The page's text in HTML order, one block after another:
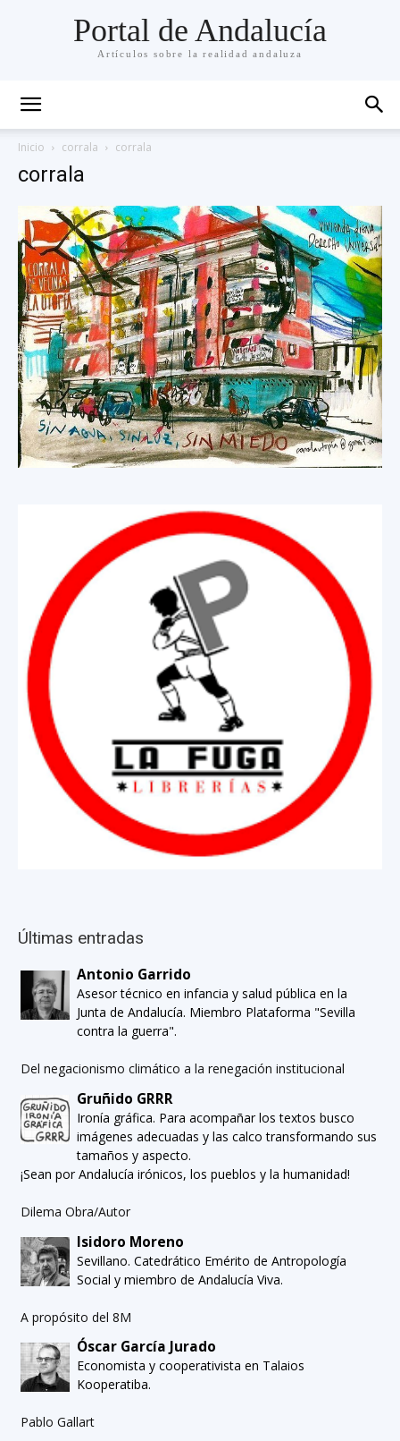
Portal de Andalucía
Artículos sobre la realidad andaluza
Inicio corrala corrala
corrala
Últimas entradas
Antonio Garrido
Asesor técnico en infancia y salud pública en la
Junta de Andalucía. Miembro Plataforma "Sevilla
contra la guerra".
Del negacionismo climático a la renegación institucional
Gruñido GRRR
Ironía gráfica. Para acompañar los textos busco
imágenes adecuadas y las calco transformando sus
tamaños y aspecto.
¡Sean por Andalucía irónicos, los pueblos y la humanidad!
Dilema Obra/Autor
Isidoro Moreno
Sevillano. Catedrático Emérito de Antropología
Social y miembro de Andalucía Viva.
A propósito del 8M
Óscar García Jurado
Economista y cooperativista en Talaios
Kooperatiba.
Pablo Gallart